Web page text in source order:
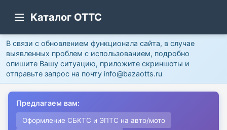
Каталог ОТТС
В связи с обновлением функционала сайта, в случае
выявленных проблем с использованием, подробно
опишите Вашу ситуацию, приложите скриншоты и
отправьте запрос на почту info@bazaotts.ru
Предлагаем вам:
Оформление СБКТС и ЭПТС на авто/мото